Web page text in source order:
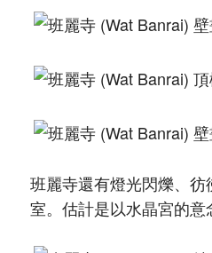
班麗寺還有燈光閃爍、
室。估計是以水晶宮的意